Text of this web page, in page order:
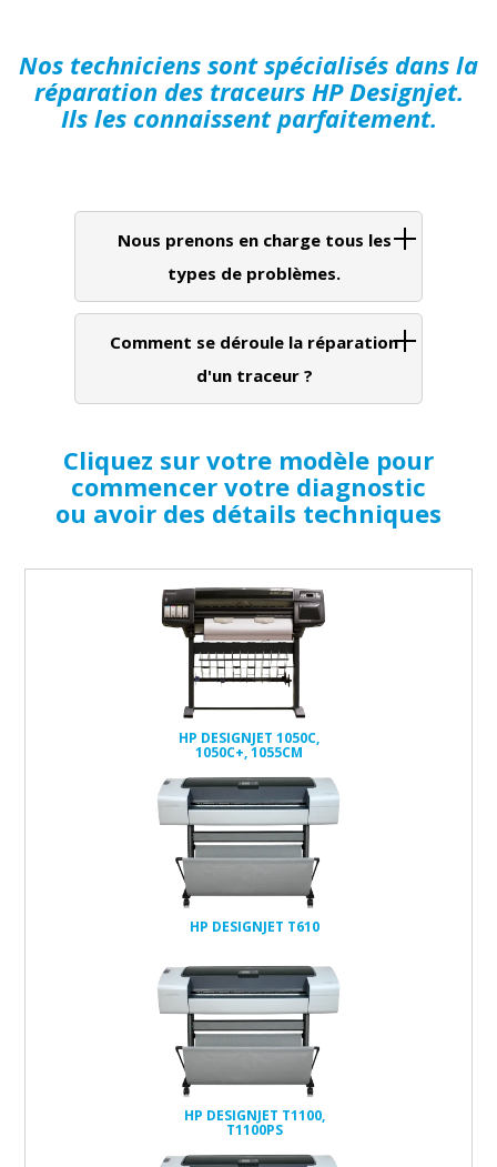
Nos techniciens sont spécialisés dans la
réparation des traceurs HP Designjet.
Ils les connaissent parfaitement.
Nous prenons en charge tous les
types de problèmes.
Comment se déroule la réparation
d'un traceur ?
Cliquez sur votre modèle pour
commencer votre diagnostic
ou avoir des détails techniques
HP DESIGNJET 1050C,
1050C+, 1055CM
HP DESIGNJET T610
HP DESIGNJET T1100,
T1100PS